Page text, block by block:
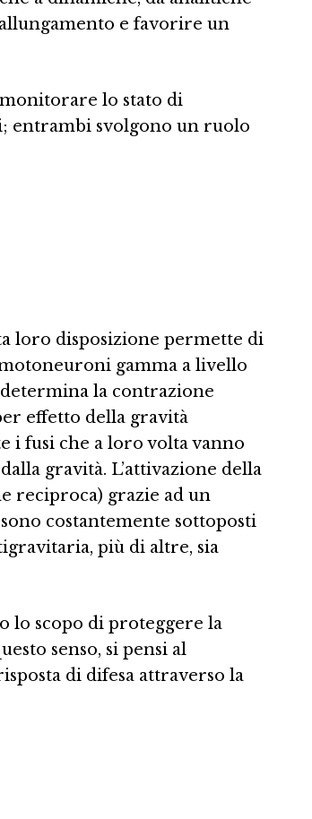
e favorire un
lo stato di
entrambi svolgono un ruolo
loro disposizione permette di
gamma a livello
la contrazione
effetto della gravità
i fusi che a loro volta vanno
gravità. L’attivazione della
reciproca) grazie ad un
costantemente sottoposti
più di altre, sia
lo scopo di proteggere la
senso, si pensi al
di difesa attraverso la